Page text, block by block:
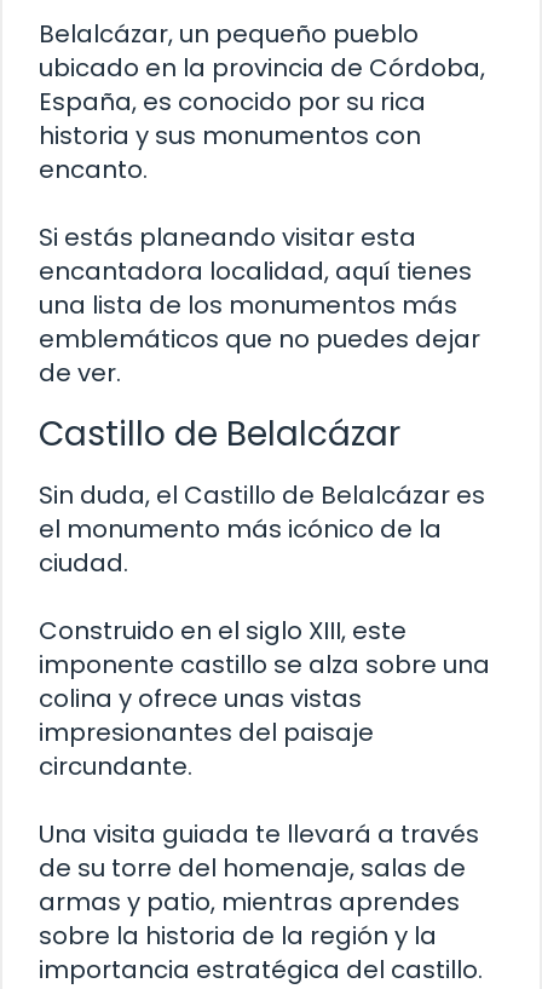
Belalcázar, un pequeño pueblo
ubicado en la provincia de Córdoba,
España, es conocido por su rica
historia y sus monumentos con
encanto.
Si estás planeando visitar esta
encantadora localidad, aquí tienes
una lista de los monumentos más
emblemáticos que no puedes dejar
de ver.
Castillo de Belalcázar
Sin duda, el Castillo de Belalcázar es
el monumento más icónico de la
ciudad.
Construido en el siglo XIII, este
imponente castillo se alza sobre una
colina y ofrece unas vistas
impresionantes del paisaje
circundante.
Una visita guiada te llevará a través
de su torre del homenaje, salas de
armas y patio, mientras aprendes
sobre la historia de la región y la
importancia estratégica del castillo.